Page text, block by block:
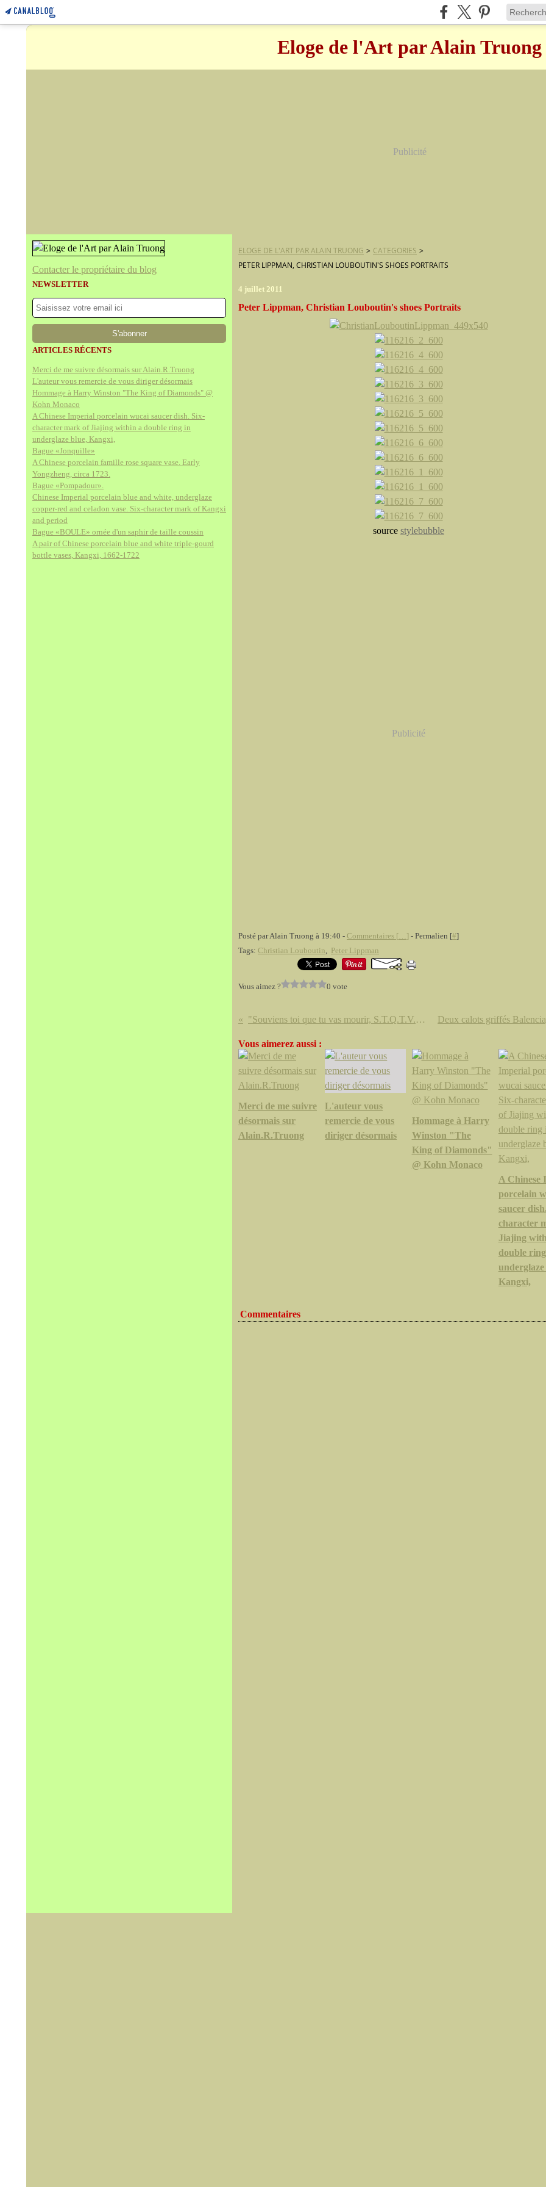
Eloge de l'Art par Alain Truong
Publicité
Contacter le propriétaire du blog
NEWSLETTER
ARTICLES RÉCENTS
Merci de me suivre désormais sur Alain.R.Truong
L'auteur vous remercie de vous diriger désormais
Hommage à Harry Winston "The King of Diamonds" @
Kohn Monaco
A Chinese Imperial porcelain wucai saucer dish. Six-
character mark of Jiajing within a double ring in
underglaze blue, Kangxi,
Bague «Jonquille»
A Chinese porcelain famille rose square vase. Early
Yongzheng, circa 1723.
Bague «Pompadour».
Chinese Imperial porcelain blue and white, underglaze
copper-red and celadon vase. Six-character mark of Kangxi
and period
Bague «BOULE» ornée d'un saphir de taille coussin
A pair of Chinese porcelain blue and white triple-gourd
bottle vases, Kangxi, 1662-1722
ELOGE DE L'ART PAR ALAIN TRUONG > CATEGORIES >
PETER LIPPMAN, CHRISTIAN LOUBOUTIN'S SHOES PORTRAITS
4 juillet 2011
Peter Lippman, Christian Louboutin's shoes Portraits
source stylebubble
Publicité
Posté par Alain Truong à 19:40 - Commentaires [… ] - Permalien [#]
Tags: Christian Louboutin, Peter Lippman
Vous aimez ? 0 vote
"Souviens toi que tu vas mourir, S.T.Q.T.V.M. chair” by Pool
Vous aimerez aussi :
Merci de me suivre
désormais sur
Alain.R.Truong
L'auteur vous
remercie de vous
diriger désormais
Hommage à Harry
Winston "The
King of Diamonds"
@ Kohn Monaco
A Chinese
porcelain
saucer
character
Jiajing
double
underglaze
Kangxi,
Commentaires